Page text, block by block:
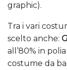
graphic).
Tra i vari
scelto anche:
all’80% in
costume da